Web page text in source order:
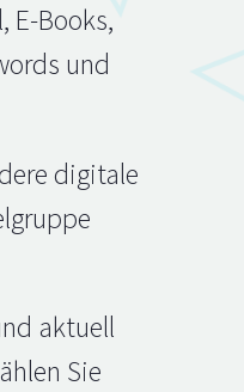
E-Books,
und
digitale
aktuell
Sie